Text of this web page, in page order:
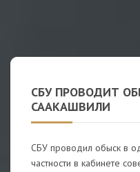
СБУ ПРОВОДИТ
СААКАШВИЛИ
СБУ проводил обыск в
частности в кабинете